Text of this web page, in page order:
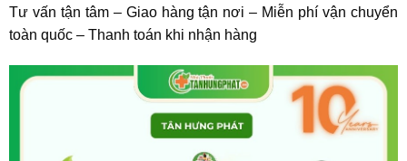
Tư vấn tận tâm – Giao hàng tận nơi – Miễn phí vận chuyển
toàn quốc – Thanh toán khi nhận hàng